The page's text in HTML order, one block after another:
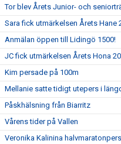
Tor blev Årets Junior- och
Sara fick utmärkelsen Årets Hane
Anmälan öppen till Lidingö 1500!
JC fick utmärkelsen Årets Hona
Kim persade på 100m
Mellanie satte tidigt utepers i
Påskhälsning från Biarritz
Vårens tider på Vallen
Veronika Kalinina